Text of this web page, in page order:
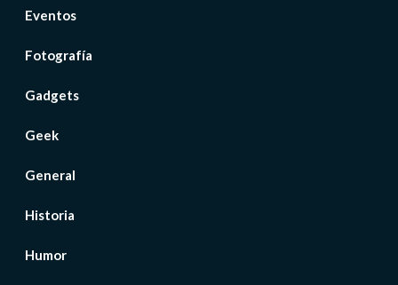
Eventos
Fotografía
Gadgets
Geek
General
Historia
Humor